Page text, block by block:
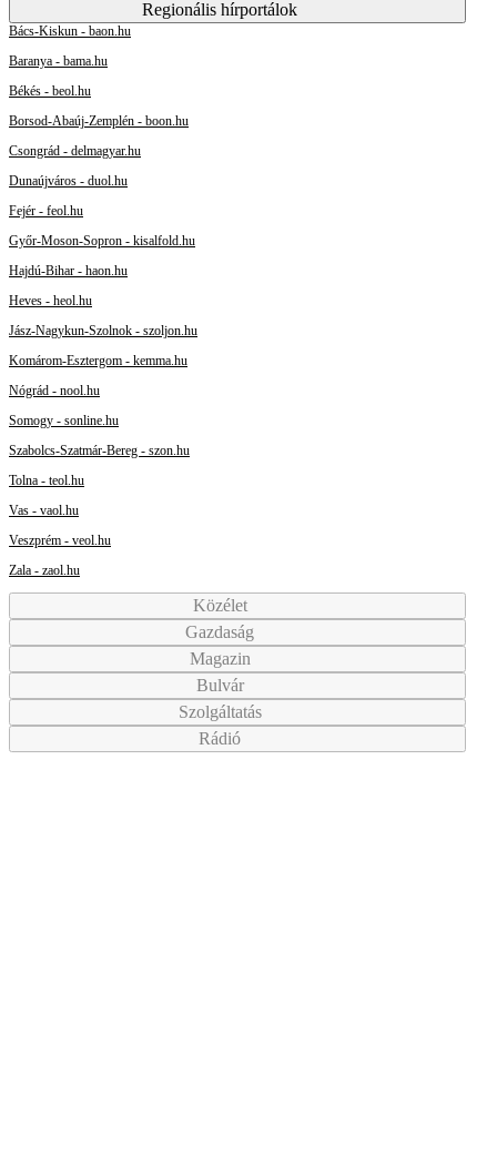
Regionális hírportálok
Bács-Kiskun - baon.hu
Baranya - bama.hu
Békés - beol.hu
Borsod-Abaúj-Zemplén - boon.hu
Csongrád - delmagyar.hu
Dunaújváros - duol.hu
Fejér - feol.hu
Győr-Moson-Sopron - kisalfold.hu
Hajdú-Bihar - haon.hu
Heves - heol.hu
Jász-Nagykun-Szolnok - szoljon.hu
Komárom-Esztergom - kemma.hu
Nógrád - nool.hu
Somogy - sonline.hu
Szabolcs-Szatmár-Bereg - szon.hu
Tolna - teol.hu
Vas - vaol.hu
Veszprém - veol.hu
Zala - zaol.hu
Közélet
Gazdaság
Magazin
Bulvár
Szolgáltatás
Rádió